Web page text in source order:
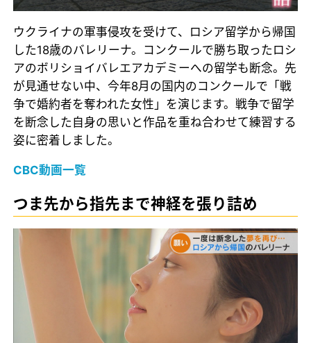
ウクライナの軍事侵攻を受けて、ロシア留学から帰国
した18歳のバレリーナ。コンクールで勝ち取ったロシ
アのボリショイバレエアカデミーへの留学も断念。先
が見通せない中、今年8月の国内のコンクールで「戦
争で婚約者を奪われた女性」を演じます。戦争で留学
を断念した自身の思いと作品を重ね合わせて練習する
姿に密着しました。
CBC動画一覧
つま先から指先まで神経を張り詰め